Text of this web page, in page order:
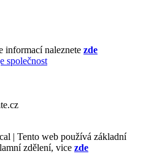
informací naleznete zde
společnost
| Tento web používá základní
zdělení, vice zde